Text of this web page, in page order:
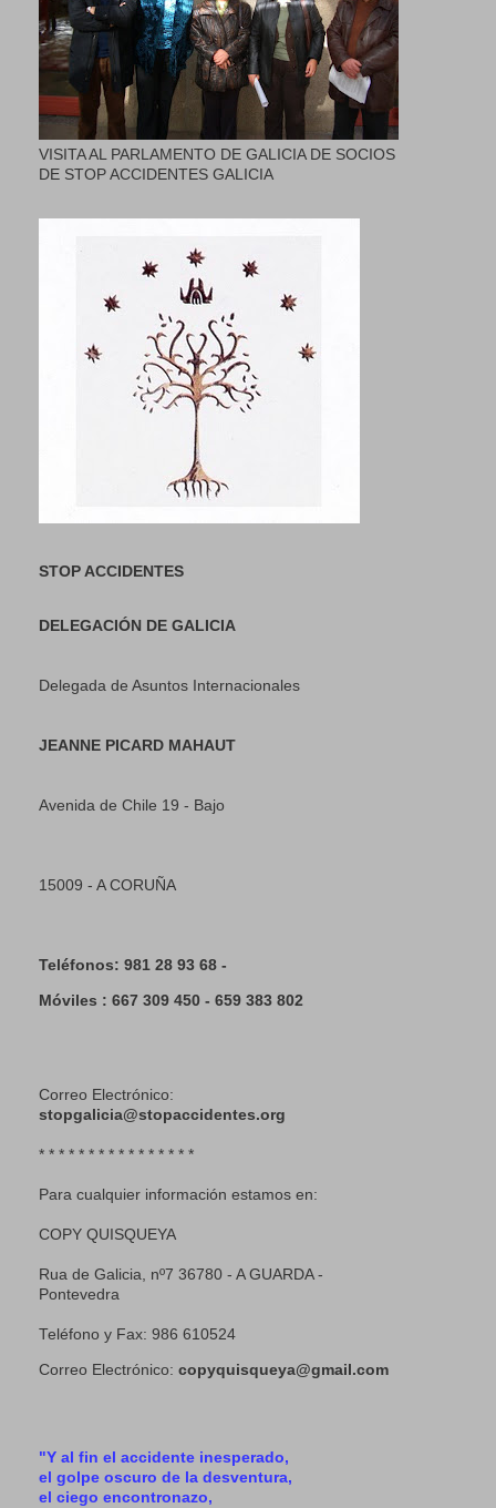
VISITA AL PARLAMENTO DE GALICIA DE SOCIOS
DE STOP ACCIDENTES GALICIA
STOP ACCIDENTES
DELEGACIÓN DE GALICIA
Delegada de Asuntos Internacionales
JEANNE PICARD MAHAUT
Avenida de Chile 19 - Bajo
15009 - A CORUÑA
Teléfonos: 981 28 93 68 -
Móviles : 667 309 450 - 659 383 802
Correo Electrónico:
stopgalicia@stopaccidentes.org
* * * * * * * * * * * * * * * *
Para cualquier información estamos en:
COPY QUISQUEYA
Rua de Galicia, nº7 36780 - A GUARDA -
Pontevedra
Teléfono y Fax: 986 610524
Correo Electrónico: copyquisqueya@gmail.com
"Y al fin el accidente inesperado,
el golpe oscuro de la desventura,
el ciego encontronazo,